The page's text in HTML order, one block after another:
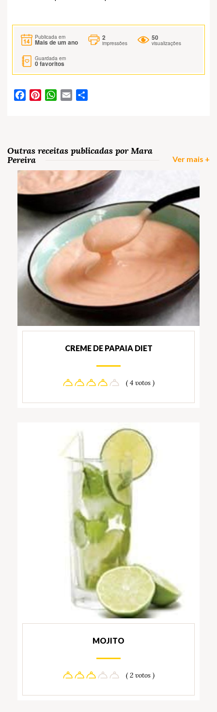
Publicada em
Mais de um ano
2
impressões
50
visualizações
Guardada em
0favoritos
FacebookPinterestWhatsApp
Email
Outras receitas publicadas por Mara
Pereira
Ver mais +
CREME DE PAPAIA DIET
( 4 votos )
MOJITO
( 2 votos )